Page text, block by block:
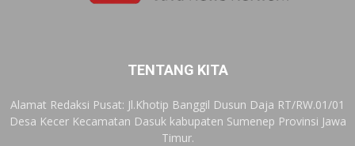
TENTANG KITA
Alamat Redaksi Pusat: Jl.Khotip Banggil Dusun Daja RT/RW.01/01
Desa Kecer Kecamatan Dasuk kabupaten Sumenep Provinsi Jawa
Timur.